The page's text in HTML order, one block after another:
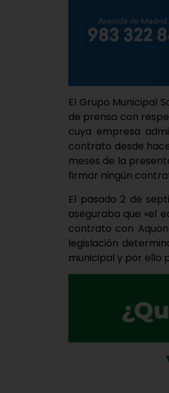
El Grupo Municipal
de prensa con
cuya empresa
contrato desde
meses de la
firmar ningún
El pasado 2 de
aseguraba que «el
contrato con
legislación
municipal y por ello